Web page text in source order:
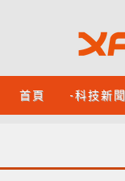
首頁 -科技新